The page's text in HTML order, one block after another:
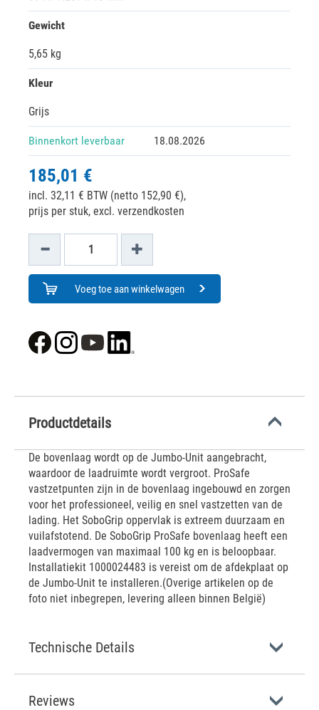
Gewicht
5,65 kg
Kleur
Grijs
Binnenkort leverbaar 18.08.2026
185,01 €
incl. 32,11 € BTW (netto 152,90 €),
prijs per stuk, excl. verzendkosten
Voeg toe aan winkelwagen
Productdetails
De bovenlaag wordt op de Jumbo-Unit aangebracht,
waardoor de laadruimte wordt vergroot. ProSafe
vastzetpunten zijn in de bovenlaag ingebouwd en zorgen
voor het professioneel, veilig en snel vastzetten van de
lading. Het SoboGrip oppervlak is extreem duurzaam en
vuilafstotend. De SoboGrip ProSafe bovenlaag heeft een
laadvermogen van maximaal 100 kg en is beloopbaar.
Installatiekit 1000024483 is vereist om de afdekplaat op
de Jumbo-Unit te installeren.(Overige artikelen op de
foto niet inbegrepen, levering alleen binnen België)
Technische Details
Reviews